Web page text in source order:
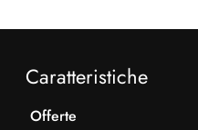
Caratteristiche
Offerte